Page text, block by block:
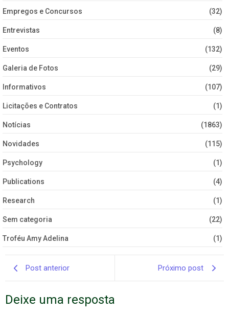
Empregos e Concursos (32)
Entrevistas (8)
Eventos (132)
Galeria de Fotos (29)
Informativos (107)
Licitações e Contratos (1)
Notícias (1863)
Novidades (115)
Psychology (1)
Publications (4)
Research (1)
Sem categoria (22)
Troféu Amy Adelina (1)
Post anterior Próximo post
Deixe uma resposta